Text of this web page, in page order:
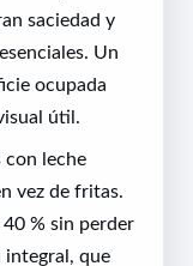
saciedad y
Un
ocupada
útil.
con leche
vez de fritas.
% sin perder
integral, que